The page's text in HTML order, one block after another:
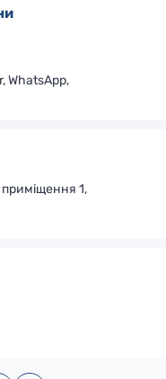
WhatsApp,
1,